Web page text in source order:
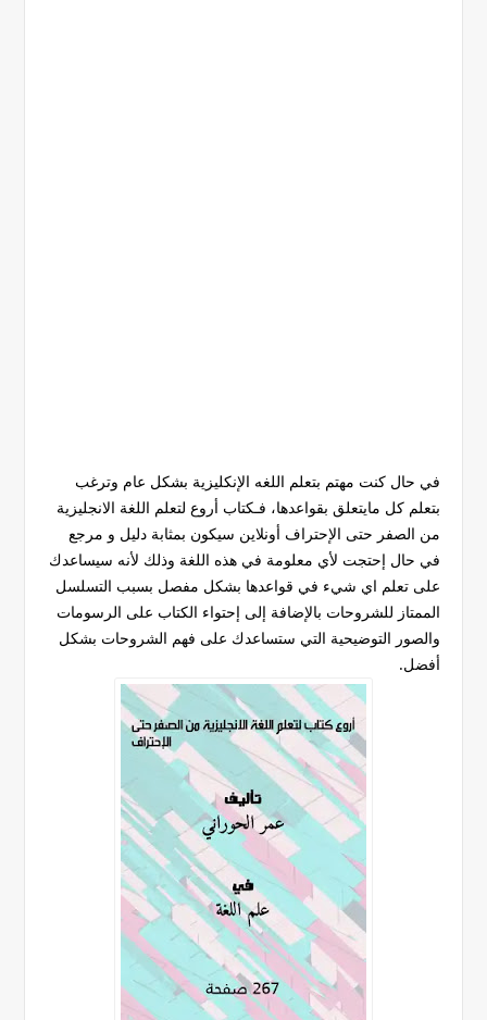
في حال كنت مهتم بتعلم اللغه الإنكليزية بشكل عام وترغب
بتعلم كل مايتعلق بقواعدها، فـكتاب أروع لتعلم اللغة الانجليزية
من الصفر حتى الإحتراف أونلاين سيكون بمثابة دليل و مرجع
في حال إحتجت لأي معلومة في هذه اللغة وذلك لأنه سيساعدك
على تعلم اي شيء في قواعدها بشكل مفصل بسبب التسلسل
الممتاز للشروحات بالإضافة إلى إحتواء الكتاب على الرسومات
والصور التوضيحية التي ستساعدك على فهم الشروحات بشكل
أفضل.